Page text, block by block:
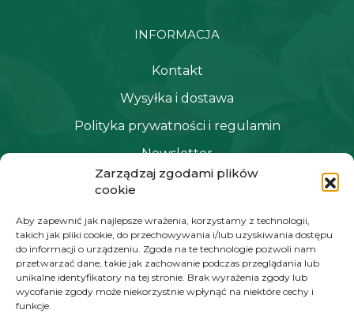
Zarządzaj zgodami plików
cookie
Aby zapewnić jak najlepsze wrażenia, korzystamy z technologii,
takich jak pliki cookie, do przechowywania i/lub uzyskiwania dostępu
do informacji o urządzeniu. Zgoda na te technologie pozwoli nam
przetwarzać dane, takie jak zachowanie podczas przeglądania lub
unikalne identyfikatory na tej stronie. Brak wyrażenia zgody lub
wycofanie zgody może niekorzystnie wpłynąć na niektóre cechy i
funkcje.
INFORMACJA
Kontakt
Wysyłka i dostawa
Polityka prywatności i regulamin
Newsletter
Moje konto
Koszyk
Moje zamówienia